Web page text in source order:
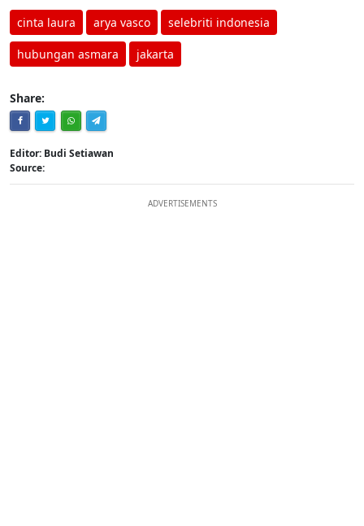
cinta laura arya vasco selebriti indonesia
hubungan asmara jakarta
Share:
Editor: Budi Setiawan
Source:
ADVERTISEMENTS